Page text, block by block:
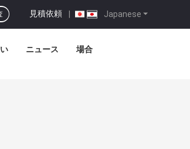
Japanese
見積依頼 |
ニュース 場合